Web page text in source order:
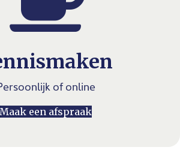
of online
Maak een afspraak